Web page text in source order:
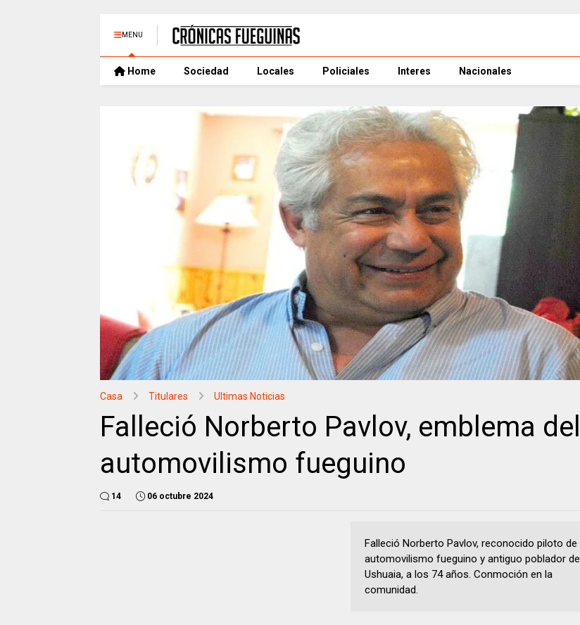
MENU
Home Sociedad Locales Policiales Interes Nacionales
Casa Titulares Ultimas Noticias
Falleció Norberto Pavlov, emblema del
automovilismo fueguino
14 06 octubre 2024
Falleció Norberto Pavlov, reconocido piloto de
automovilismo fueguino y antiguo poblador de
Ushuaia, a los 74 años. Conmoción en la
comunidad.